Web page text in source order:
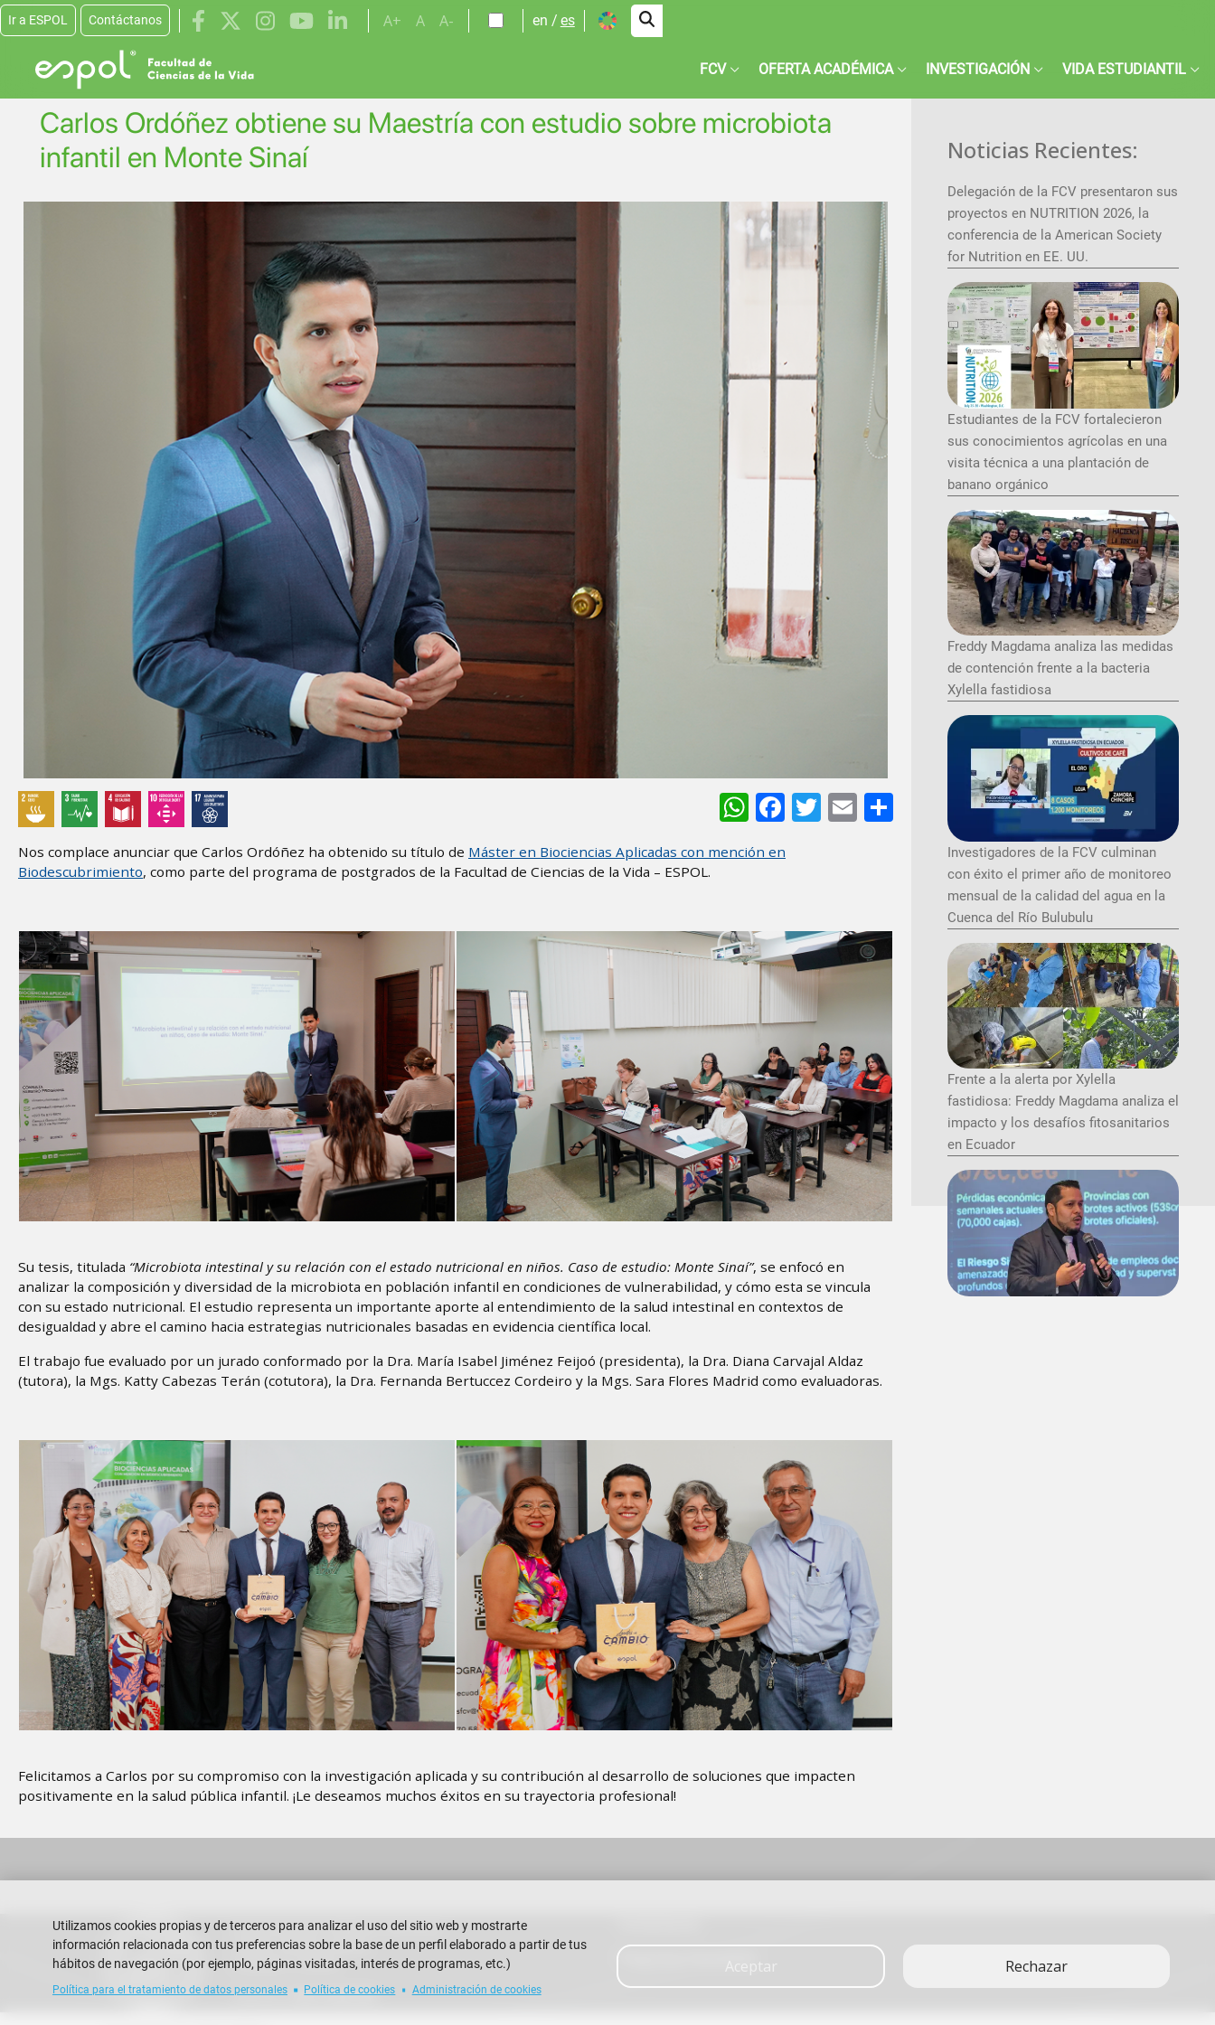
Pasar al contenido principal
Ir a ESPOL Contáctanos A+ A A- en es
FCV OFERTA ACADÉMICA INVESTIGACIÓN VIDA ESTUDIANTIL
Carlos Ordóñez obtiene su Maestría con estudio sobre microbiota
infantil en Monte Sinaí
Image
WhatsApp
Facebook
Twitter
Email
Nos complace anunciar que Carlos Ordóñez ha obtenido su título de Máster en Biociencias Aplicadas con mención en
Biodescubrimiento, como parte del programa de postgrados de la Facultad de Ciencias de la Vida – ESPOL.
Su tesis, titulada “Microbiota intestinal y su relación con el estado nutricional en niños. Caso de estudio: Monte Sinaí”, se enfocó en
analizar la composición y diversidad de la microbiota en población infantil en condiciones de vulnerabilidad, y cómo esta se vincula
con su estado nutricional. El estudio representa un importante aporte al entendimiento de la salud intestinal en contextos de
desigualdad y abre el camino hacia estrategias nutricionales basadas en evidencia científica local.
El trabajo fue evaluado por un jurado conformado por la Dra. María Isabel Jiménez Feijoó (presidenta), la Dra. Diana Carvajal Aldaz
(tutora), la Mgs. Katty Cabezas Terán (cotutora), la Dra. Fernanda Bertuccez Cordeiro y la Mgs. Sara Flores Madrid como evaluadoras.
Felicitamos a Carlos por su compromiso con la investigación aplicada y su contribución al desarrollo de soluciones que impacten
positivamente en la salud pública infantil. ¡Le deseamos muchos éxitos en su trayectoria profesional!
Noticias Recientes:
Delegación de la FCV presentaron sus
proyectos en NUTRITION 2026, la
conferencia de la American Society
for Nutrition en EE. UU.
Estudiantes de la FCV fortalecieron
sus conocimientos agrícolas en una
visita técnica a una plantación de
banano orgánico
Freddy Magdama analiza las medidas
de contención frente a la bacteria
Xylella fastidiosa
Investigadores de la FCV culminan
con éxito el primer año de monitoreo
mensual de la calidad del agua en la
Cuenca del Río Bulubulu
Frente a la alerta por Xylella
fastidiosa: Freddy Magdama analiza el
impacto y los desafíos fitosanitarios
en Ecuador
Escuela Superior Politécnica del Litoral
Campus Gustavo Galindo
Guayaquil - Ecuador
Teléfono: +593-4 2269 269
Preguntas Frecuentes
Utilizamos cookies propias y de terceros para analizar el uso del sitio web y mostrarte
información relacionada con tus preferencias sobre la base de un perfil elaborado a partir de tus
hábitos de navegación (por ejemplo, páginas visitadas, interés de programas, etc.)
Política para el tratamiento de datos personales Política de cookies Administración de cookies
Rechazar
Aceptar